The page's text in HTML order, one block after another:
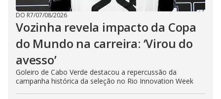
DO R7/07/08/2026
Vozinha revela impacto da Copa
do Mundo na carreira: ‘Virou do
avesso’
Goleiro de Cabo Verde destacou a repercussão da
campanha histórica da seleção no Rio Innovation Week